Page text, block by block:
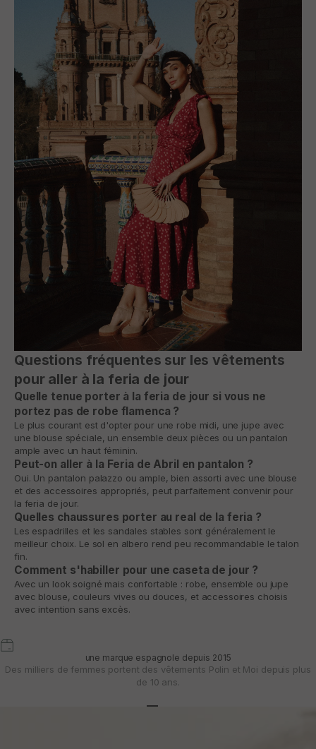
Questions fréquentes sur les vêtements
pour aller à la feria de jour
Quelle tenue porter à la feria de jour si vous ne
portez pas de robe flamenca ?
Le plus courant est d'opter pour une robe midi, une jupe avec
une blouse spéciale, un ensemble deux pièces ou un pantalon
ample avec un haut féminin.
Peut-on aller à la Feria de Abril en pantalon ?
Oui. Un pantalon palazzo ou ample, bien assorti avec une blouse
et des accessoires appropriés, peut parfaitement convenir pour
la feria de jour.
Quelles chaussures porter au real de la feria ?
Les espadrilles et les sandales stables sont généralement le
meilleur choix. Le sol en albero rend peu recommandable le talon
fin.
Comment s'habiller pour une caseta de jour ?
Avec un look soigné mais confortable : robe, ensemble ou jupe
avec blouse, couleurs vives ou douces, et accessoires choisis
avec intention sans excès.
une marque espagnole depuis 2015
Des milliers de femmes portent des vêtements Polin et Moi depuis plus
de 10 ans.